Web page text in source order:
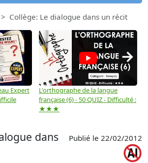
Collège: Le dialogue dans un récit
Expert
L'orthographe de la langue
française (6) - 50 QUIZ - Difficulté :
★★★
→
dans
Publié le 22/02/2012